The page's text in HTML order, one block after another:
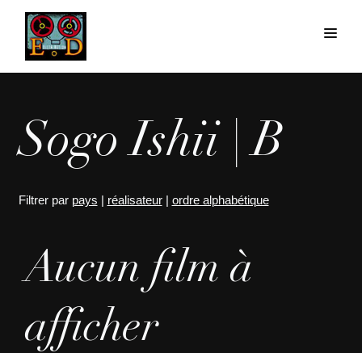
Sogo Ishii | B
Filtrer par pays | réalisateur| ordre alphabétique
Aucun film à
afficher